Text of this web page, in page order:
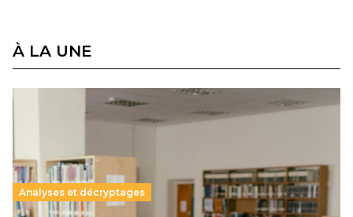
À LA UNE
Analyses et décryptages